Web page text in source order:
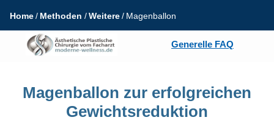
Generelle FAQ
Home Methoden Weitere Magenballon
Magenballon zur erfolgreichen
Gewichtsreduktion